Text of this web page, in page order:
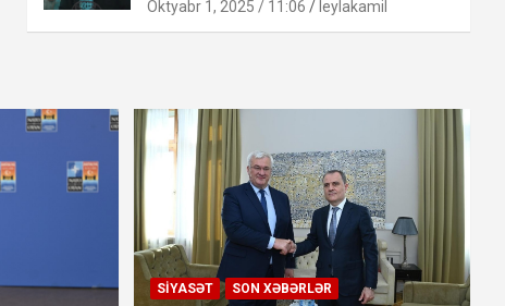
Oktyabr 1, 2025 / 11:06 leylakamil
SIYASƏT SON XƏBƏRLƏR